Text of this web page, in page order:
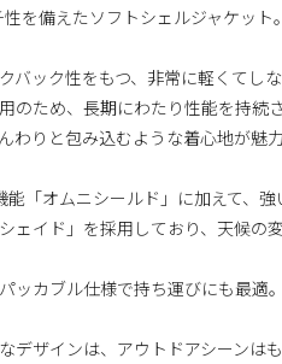
を備えたソフトシェルジャケット。
バック性をもつ、非常に軽くてしな
のため、長期にわたり性能を持続
わりと包み込むような着心地が魅力
能「オムニシールド」に加えて、
ェイド」を採用しており、天候の
ッカブル仕様で持ち運びにも最適。
デザインは、アウトドアシーンは